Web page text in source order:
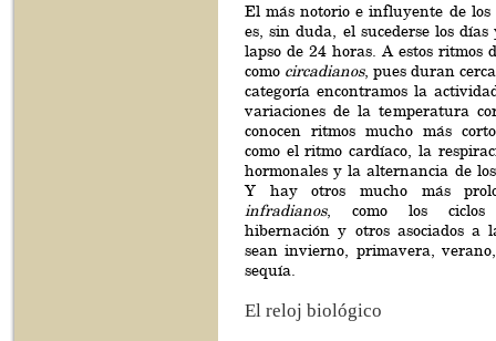
El más notorio e influyente de
es, sin duda, el sucederse los
lapso de 24 horas. A estos ritmos
como circadianos, pues duran
categoría encontramos la
variaciones de la temperatura
conocen ritmos mucho más
como el ritmo cardíaco, la
hormonales y la alternancia de
Y hay otros mucho más
infradianos, como los ciclos
hibernación y otros asociados a
sean invierno, primavera,
sequía.
El reloj biológico